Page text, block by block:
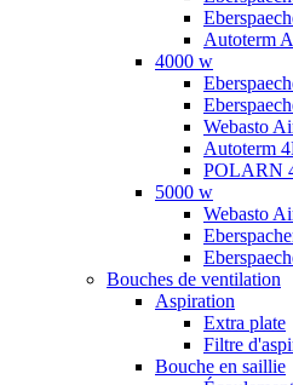
Autoterm
4000 w
Webasto
Autoterm
POLARN
5000 w
Webasto
Bouches de ventilation
Aspiration
Extra plate
Filtre
Bouche en saillie